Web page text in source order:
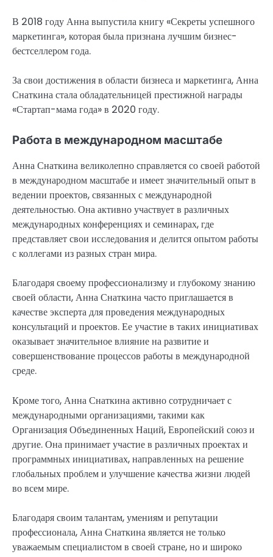
В 2018 году Анна выпустила книгу «Секреты успешного
маркетинга», которая была признана лучшим бизнес-
бестселлером года.
За свои достижения в области бизнеса и маркетинга, Анна
Снаткина стала обладательницей престижной награды
«Стартап-мама года» в 2020 году.
Работа в международном масштабе
Анна Снаткина великолепно справляется со своей работой
в международном масштабе и имеет значительный опыт в
ведении проектов, связанных с международной
деятельностью. Она активно участвует в различных
международных конференциях и семинарах, где
представляет свои исследования и делится опытом работы
с коллегами из разных стран мира.
Благодаря своему профессионализму и глубокому знанию
своей области, Анна Снаткина часто приглашается в
качестве эксперта для проведения международных
консультаций и проектов. Ее участие в таких инициативах
оказывает значительное влияние на развитие и
совершенствование процессов работы в международной
среде.
Кроме того, Анна Снаткина активно сотрудничает с
международными организациями, такими как
Организация Объединенных Наций, Европейский союз и
другие. Она принимает участие в различных проектах и
программных инициативах, направленных на решение
глобальных проблем и улучшение качества жизни людей
во всем мире.
Благодаря своим талантам, умениям и репутации
профессионала, Анна Снаткина является не только
уважаемым специалистом в своей стране, но и широко